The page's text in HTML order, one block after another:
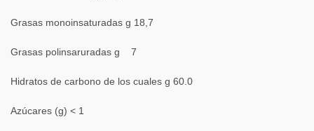
Grasas monoinsaturadas g 18,7
Grasas polinsaruradas g 7
Hidratos de carbono de los cuales g 60.0
Azúcares (g) < 1